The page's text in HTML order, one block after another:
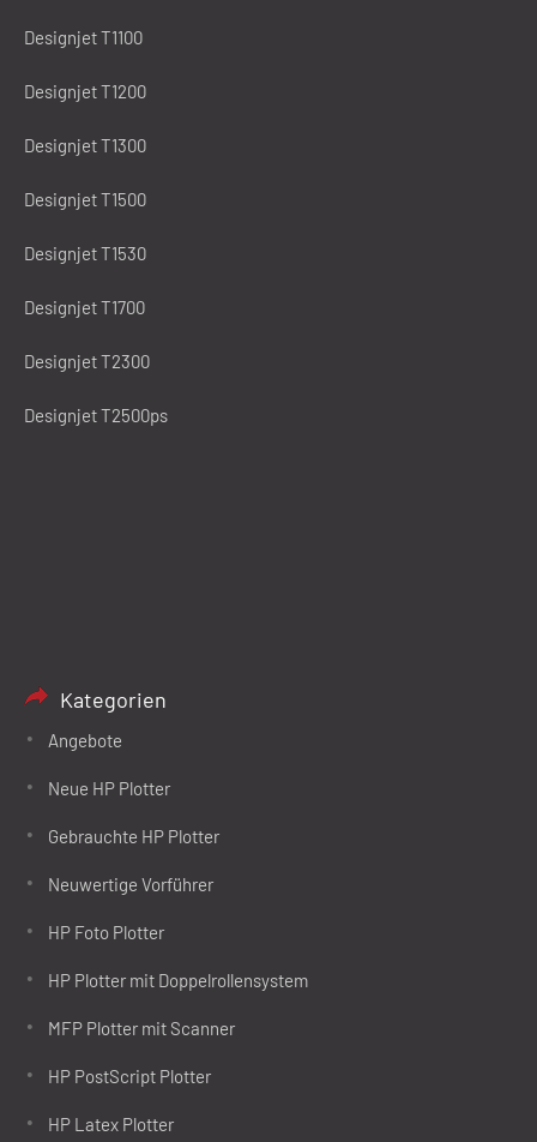
Designjet T1100
Designjet T1200
Designjet T1300
Designjet T1500
Designjet T1530
Designjet T1700
Designjet T2300
Designjet T2500ps
Kategorien
Angebote
Neue HP Plotter
Gebrauchte HP Plotter
Neuwertige Vorführer
HP Foto Plotter
HP Plotter mit Doppelrollensystem
MFP Plotter mit Scanner
HP PostScript Plotter
HP Latex Plotter